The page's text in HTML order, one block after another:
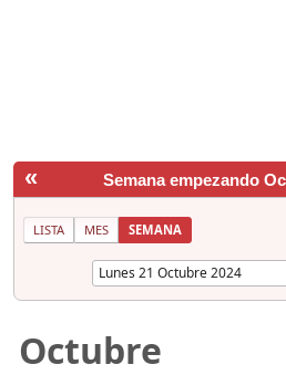
« Semana empezando
LISTA MES SEMANA
Octubre